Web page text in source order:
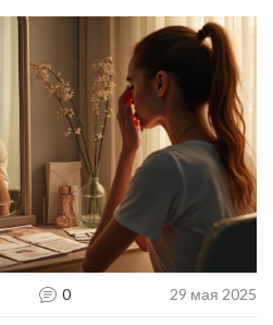
лазерная косметология
на частые вопросы и
0 29 мая 2025